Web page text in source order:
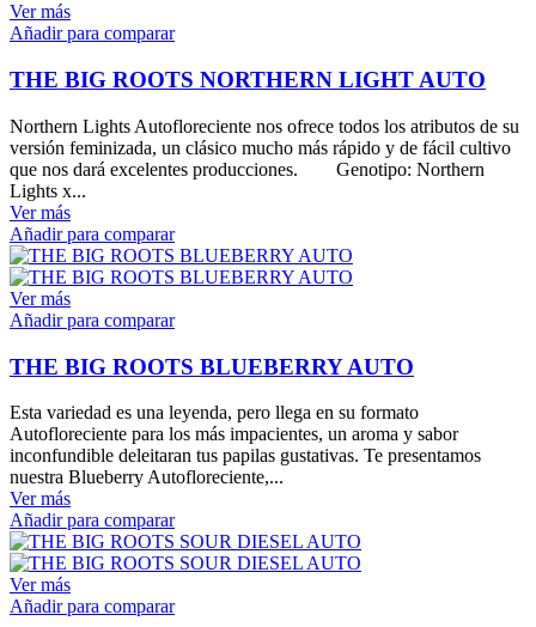
Ver más
Añadir para comparar
THE BIG ROOTS NORTHERN LIGHT AUTO
Northern Lights Autofloreciente nos ofrece todos los atributos de su
versión feminizada, un clásico mucho más rápido y de fácil cultivo
que nos dará excelentes producciones. Genotipo: Northern
Lights x...
Ver más
Añadir para comparar
Ver más
Añadir para comparar
THE BIG ROOTS BLUEBERRY AUTO
Esta variedad es una leyenda, pero llega en su formato
Autofloreciente para los más impacientes, un aroma y sabor
inconfundible deleitaran tus papilas gustativas. Te presentamos
nuestra Blueberry Autofloreciente,...
Ver más
Añadir para comparar
Ver más
Añadir para comparar